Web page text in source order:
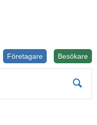
Besökare
Företagare